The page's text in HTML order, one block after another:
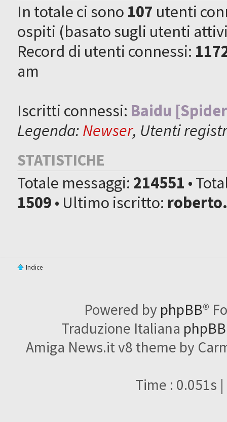
In totale ci sono 107 utenti
ospiti (basato sugli utenti
Record di utenti connessi:
am
Iscritti connessi: Baidu
Legenda:Newser, Utenti
STATISTICHE
Totale messaggi: 214551 •
1509• Ultimo iscritto:
Indice
Powered by phpBB®
Traduzione Italiana
Amiga News.it v8 theme by
Time : 0.051s